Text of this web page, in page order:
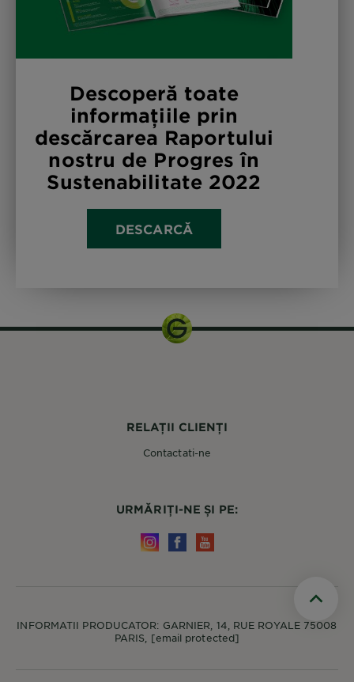
Descoperă toate
informațiile prin
descărcarea Raportului
nostru de Progres în
Sustenabilitate 2022
DESCARCĂ
RELAȚII CLIENȚI
Contactati-ne
URMĂRIȚI-NE ȘI PE:
INFORMATII PRODUCATOR: GARNIER, 14, RUE ROYALE 75008
PARIS, [email protected]
Scroll